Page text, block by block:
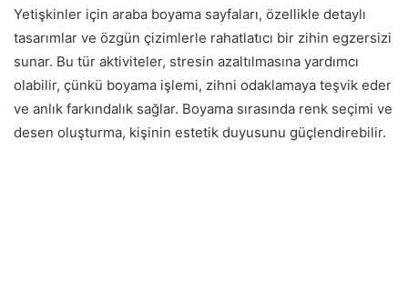
Yetişkinler için araba boyama sayfaları, özellikle detaylı
tasarımlar ve özgün çizimlerle rahatlatıcı bir zihin egzersizi
sunar. Bu tür aktiviteler, stresin azaltılmasına yardımcı
olabilir, çünkü boyama işlemi, zihni odaklamaya teşvik eder
ve anlık farkındalık sağlar. Boyama sırasında renk seçimi ve
desen oluşturma, kişinin estetik duyusunu güçlendirebilir.